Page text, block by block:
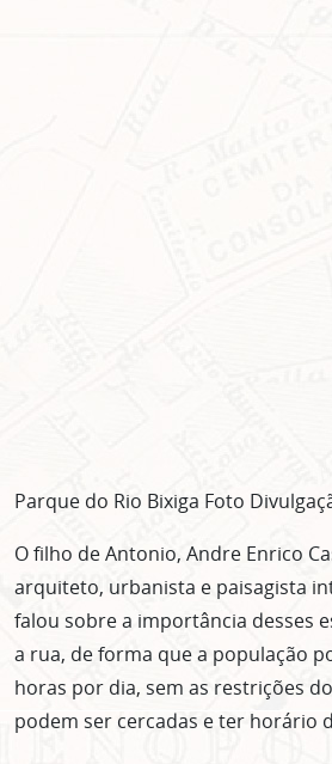
Parque do Rio Bixiga Foto
O filho de Antonio, Andre Enrico
arquiteto, urbanista e paisagista
falou sobre a importância desses
a rua, de forma que a população
horas por dia, sem as restrições
podem ser cercadas e ter horário